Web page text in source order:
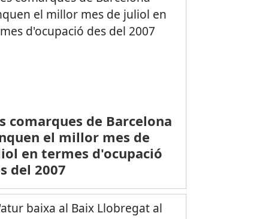
comarques de Barcelona
el millor mes de
en termes d'ocupació
del 2007